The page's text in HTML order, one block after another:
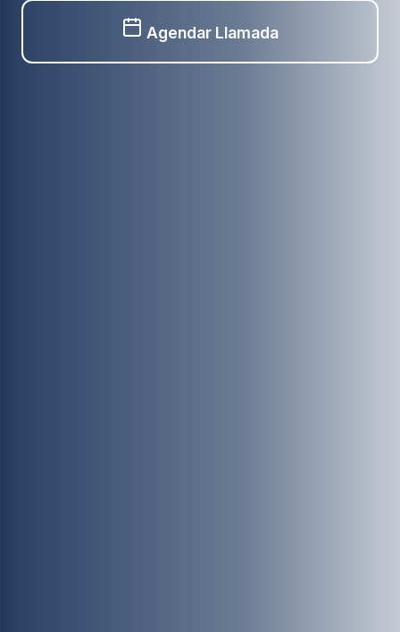
Agendar Llamada